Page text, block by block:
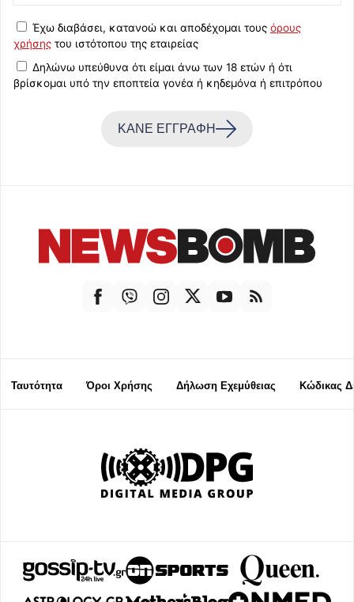
Έχω διαβάσει, κατανοώ και αποδέχομαι τους όρους
χρήσης του ιστότοπου της εταιρείας
Δηλώνω υπεύθυνα ότι είμαι άνω των 18 ετών ή ότι
βρίσκομαι υπό την εποπτεία γονέα ή κηδεμόνα ή επιτρόπου
ΚΑΝΕ ΕΓΓΡΑΦΗ
Ταυτότητα Όροι Χρήσης Δήλωση Εχεμύθειας Κώδικας